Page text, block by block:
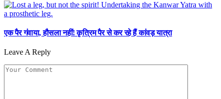
एक पैर गंवाया, हौसला नहीं! कृत्रिम पैर से कर रहे हैं कांवड़ यात्रा
Leave A Reply